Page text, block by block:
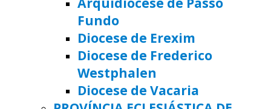
Fundo
Diocese de Erexim
Diocese de Frederico
Westphalen
Diocese de Vacaria